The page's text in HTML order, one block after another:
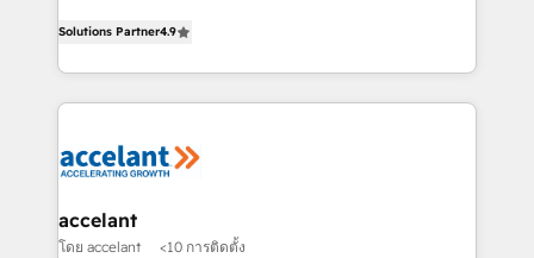
the rare Advanced "Custom Integrations"
Accreditation, securely sync data across... 🔄 any
new HubSpot portal with Advanced Website and
CRM Migrations using our in-house "HubScrub" Tool.
the strategy, processes, and teams that turn
HubSpot into a genuine growth engine. Named
HubSpot's Global Partner of the Year in 2024,
worldwide, and with over 15 years in the ecosystem,
One company, one operating model, delivering
across offices and consulting teams in the UK, USA,
Solutions Partner4.9
accelant
โดย accelant <10 การติดตั้ง